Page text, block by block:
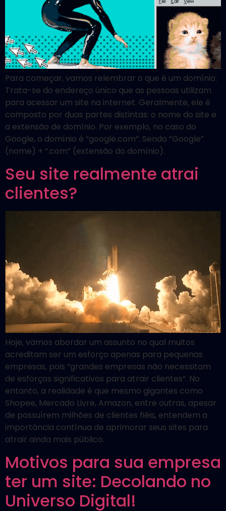
Para começar, vamos relembrar o que é um domínio:
Trata-se do endereço único que as pessoas utilizam
para acessar um site na internet. Geralmente, ele é
composto por duas partes distintas: o nome do site e
a extensão de domínio. Por exemplo, no caso do
Google, o domínio é “google.com”. Sendo “Google”
(nome) + “.com” (extensão do domínio).
Seu site realmente atrai
clientes?
Hoje, vamos abordar um assunto no qual muitos
acreditam ser um esforço apenas para pequenas
empresas, pois “grandes empresas não necessitam
de esforços significativos para atrair clientes”. No
entanto, a realidade é que mesmo gigantes como
Shopee, Mercado Livre, Amazon, entre outras, apesar
de possuírem milhões de clientes fiéis, entendem a
importância contínua de aprimorar seus sites para
atrair ainda mais público.
Motivos para sua empresa
ter um site: Decolando no
Universo Digital!